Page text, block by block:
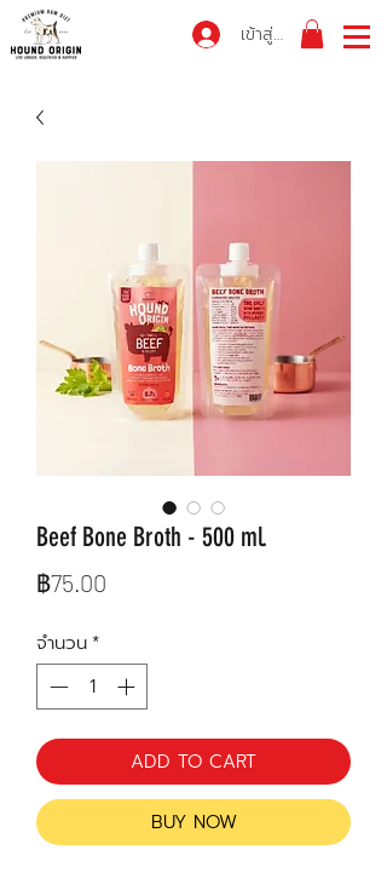
เข้าสู่ระบบ
Beef Bone Broth - 500 ml.
฿75.00
จำนวน *
ADD TO CART
BUY NOW